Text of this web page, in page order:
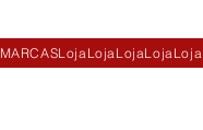
MARCASLojaLojaLojaLojaLoja